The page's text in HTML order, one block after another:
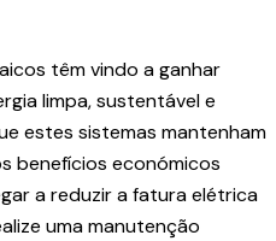
têm vindo a ganhar
limpa, sustentável e
estes sistemas mantenham
benefícios económicos
a reduzir a fatura elétrica
uma manutenção